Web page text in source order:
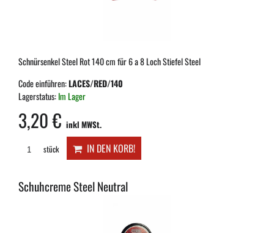
Schnürsenkel Steel Rot 140 cm für 6 a 8 Loch Stiefel Steel
Code einführen:LACES/RED/140
Lagerstatus:Im Lager
3,20 € inkl MWSt.
stück IN DEN KORB!
Schuhcreme Steel Neutral